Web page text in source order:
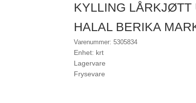
KYLLING LÅRKJØTT
HALAL BERIKA
Varenummer: 5305834
Enhet: krt
Lagervare
Frysevare